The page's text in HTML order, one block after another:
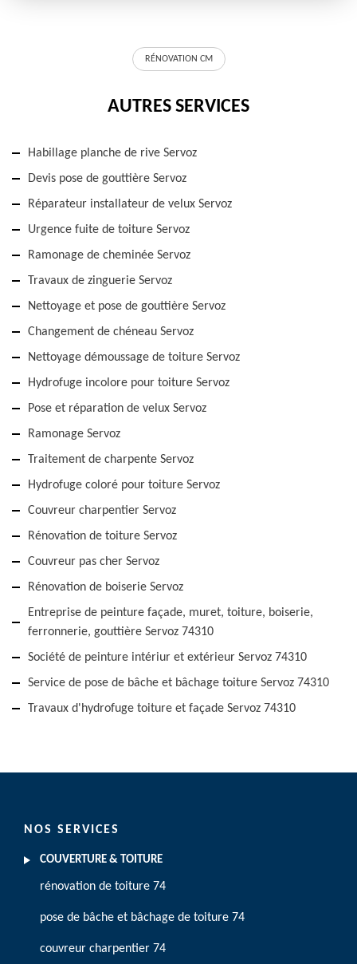
RÉNOVATION CM
AUTRES SERVICES
Habillage planche de rive Servoz
Devis pose de gouttière Servoz
Réparateur installateur de velux Servoz
Urgence fuite de toiture Servoz
Ramonage de cheminée Servoz
Travaux de zinguerie Servoz
Nettoyage et pose de gouttière Servoz
Changement de chéneau Servoz
Nettoyage démoussage de toiture Servoz
Hydrofuge incolore pour toiture Servoz
Pose et réparation de velux Servoz
Ramonage Servoz
Traitement de charpente Servoz
Hydrofuge coloré pour toiture Servoz
Couvreur charpentier Servoz
Rénovation de toiture Servoz
Couvreur pas cher Servoz
Rénovation de boiserie Servoz
Entreprise de peinture façade, muret, toiture, boiserie,
ferronnerie, gouttière Servoz 74310
Société de peinture intériur et extérieur Servoz 74310
Service de pose de bâche et bâchage toiture Servoz 74310
Travaux d'hydrofuge toiture et façade Servoz 74310
NOS SERVICES
COUVERTURE & TOITURE
rénovation de toiture 74
pose de bâche et bâchage de toiture 74
couvreur charpentier 74